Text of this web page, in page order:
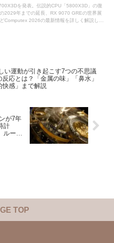
を発表。伝説的CPU「5800X3D」の復
2029年までの延長、RX 9070 GREの世界展
Computex 2026の最新情報を詳しく解説しま
い運動が引き起こす7つの不思議
反応とは？「金属の味」「鼻水」
快感」まで解説
が7年
計
ルーヴ
TOP